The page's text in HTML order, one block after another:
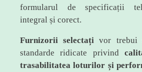
formularul de specificații
integral și corect.
Furnizorii selectațivor trebui
standarde ridicate privind
trasabilitatea loturilor și